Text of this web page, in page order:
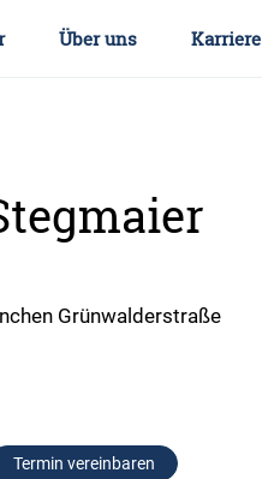
Über uns Karriere
Grünwalderstraße
Termin vereinbaren